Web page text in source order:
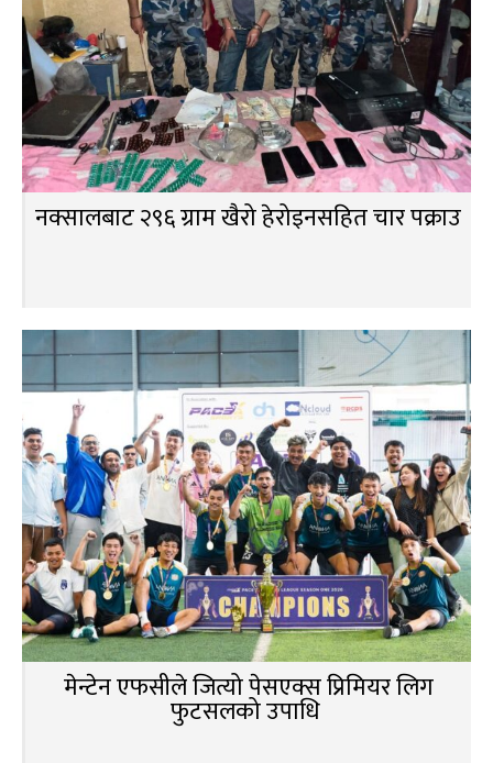
नक्सालबाट २९६ ग्राम खैरो हेरोइनसहित चार पक्राउ
मेन्टेन एफसीले जित्यो पेसएक्स प्रिमियर लिग
फुटसलको उपाधि